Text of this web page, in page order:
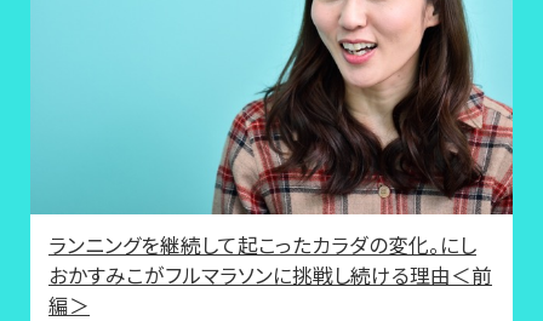
ランニングを継続して起こったカラダの変化。にし
おかすみこがフルマラソンに挑戦し続ける理由＜前
編＞